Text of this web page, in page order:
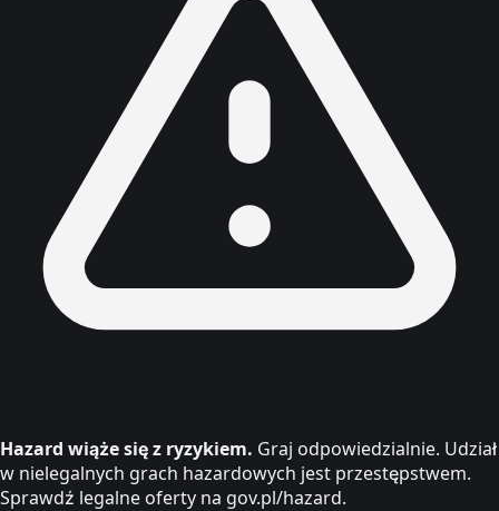
Hazard wiąże się z ryzykiem. Graj odpowiedzialnie. Udział
w nielegalnych grach hazardowych jest przestępstwem.
Sprawdź legalne oferty na gov.pl/hazard.